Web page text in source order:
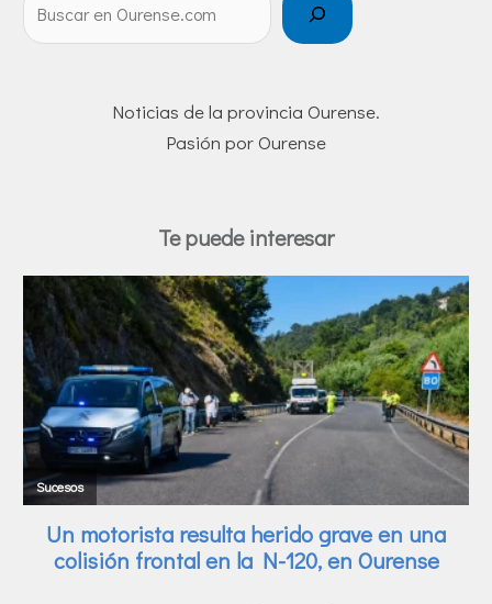
Noticias de la provincia Ourense.
Pasión por Ourense
Te puede interesar